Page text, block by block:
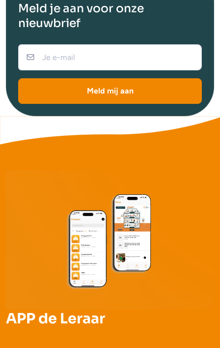
Meld je aan voor onze
nieuwbrief
Meld mij aan
APP de Leraar